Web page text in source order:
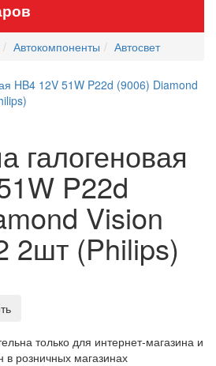
Автокомпоненты Автосвет
галогеновая
P22d
Vision
2шт (Philips)
только для интернет-магазина и
в розничных магазинах